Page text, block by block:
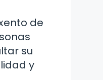
de
su
y